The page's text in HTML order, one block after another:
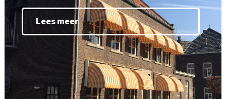
Lees meer